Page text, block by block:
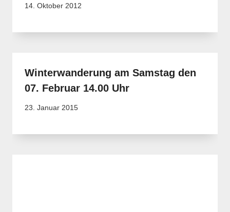
14. Oktober 2012
Winterwanderung am Samstag den
07. Februar 14.00 Uhr
23. Januar 2015